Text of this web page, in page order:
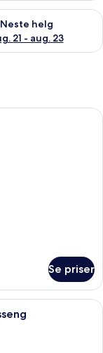
- aug. 16
Neste helg
21 - aug. 23
for
1 soverom,
Se priser
1 soverom, adgang